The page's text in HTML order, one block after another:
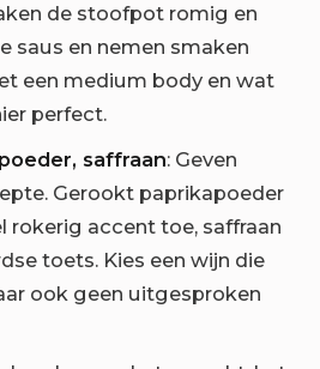
de stoofpot romig en
saus en nemen smaken
een medium body en wat
perfect.
saffraan: Geven
Gerookt paprikapoeder
rokerig accent toe, saffraan
toets. Kies een wijn die
ook geen uitgesproken